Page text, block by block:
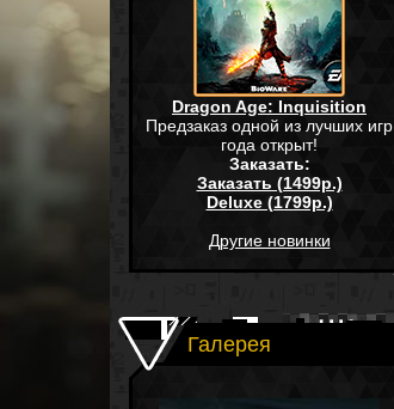
Dragon Age: Inquisition
Предзаказ одной из лучших игр
года открыт!
Заказать:
Заказать (1499р.)
Deluxe (1799р.)
Другие новинки
Галерея